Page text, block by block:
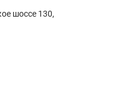
шоссе 130,